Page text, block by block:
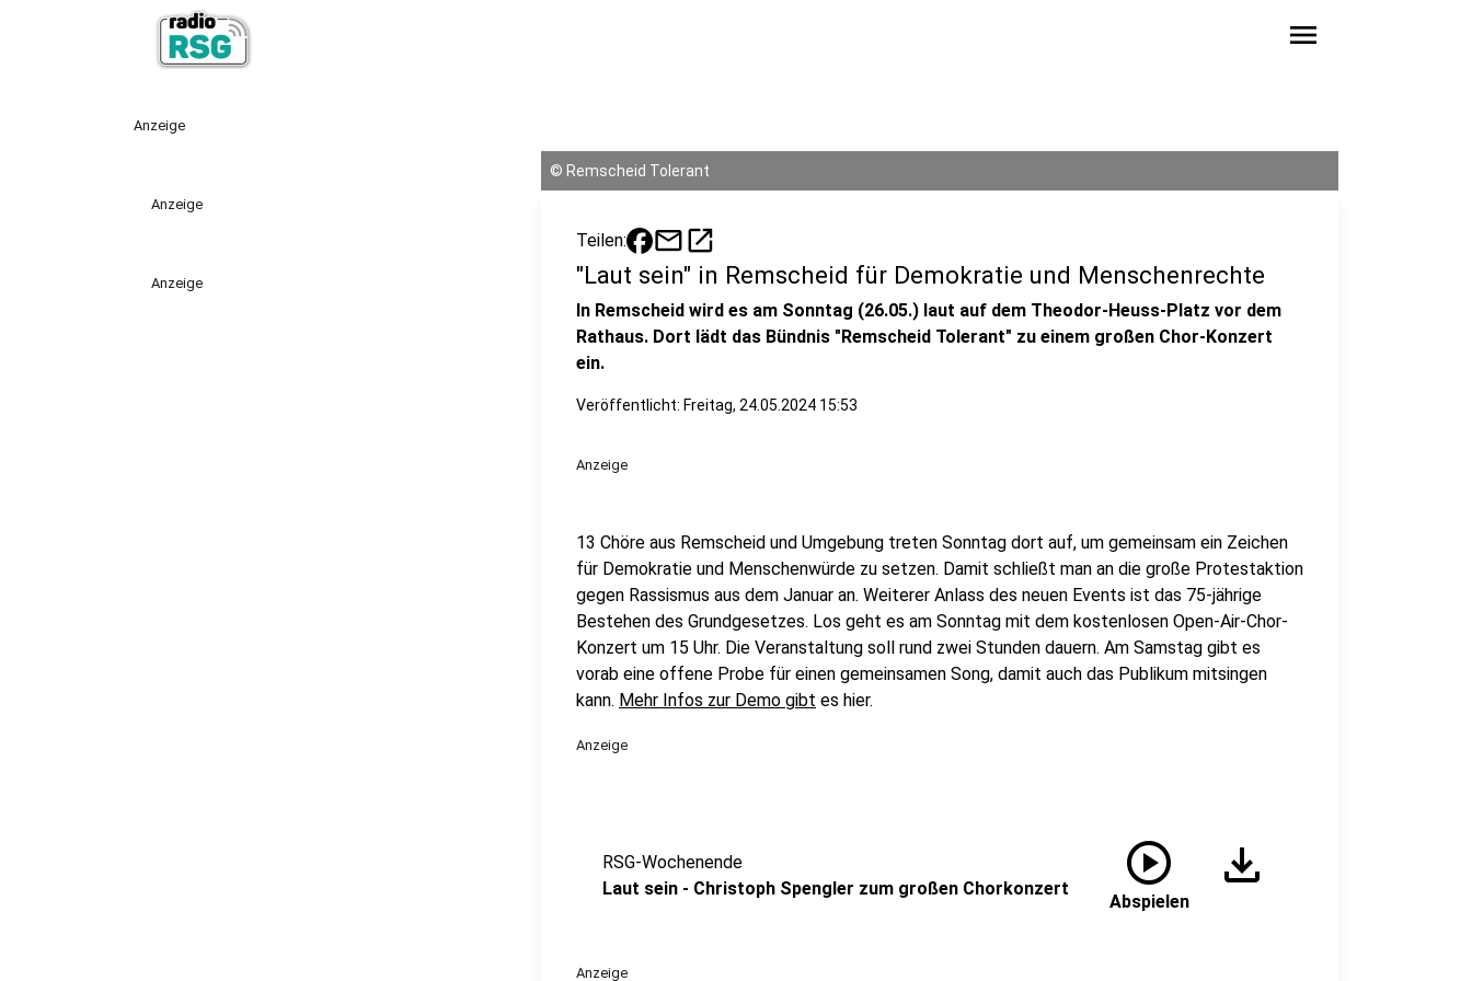
menu
Anzeige
Anzeige
Anzeige
© Remscheid Tolerant
Teilen: mailopen_in_new
"Laut sein" in Remscheid für Demokratie und Menschenrechte
In Remscheid wird es am Sonntag (26.05.) laut auf dem Theodor-Heuss-Platz vor dem
Rathaus. Dort lädt das Bündnis "Remscheid Tolerant" zu einem großen Chor-Konzert
ein.
Veröffentlicht: Freitag, 24.05.2024 15:53
Anzeige
13 Chöre aus Remscheid und Umgebung treten Sonntag dort auf, um gemeinsam ein Zeichen
für Demokratie und Menschenwürde zu setzen. Damit schließt man an die große Protestaktion
gegen Rassismus aus dem Januar an. Weiterer Anlass des neuen Events ist das 75-jährige
Bestehen des Grundgesetzes. Los geht es am Sonntag mit dem kostenlosen Open-Air-Chor-
Konzert um 15 Uhr. Die Veranstaltung soll rund zwei Stunden dauern. Am Samstag gibt es
vorab eine offene Probe für einen gemeinsamen Song, damit auch das Publikum mitsingen
kann. Mehr Infos zur Demo gibt es hier.
Anzeige
RSG-Wochenende
Laut sein - Christoph Spengler zum großen Chorkonzert
play_circle
Abspielen
download
Anzeige